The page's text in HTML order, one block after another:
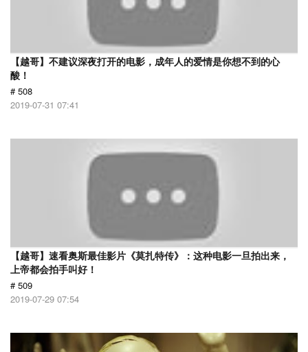
【越哥】不建议深夜打开的电影，成年人的爱情是你想不到的心
酸！
# 508
2019-07-31 07:41
【越哥】速看奥斯最佳影片《莫扎特传》：这种电影一旦拍出来，
上帝都会拍手叫好！
# 509
2019-07-29 07:54